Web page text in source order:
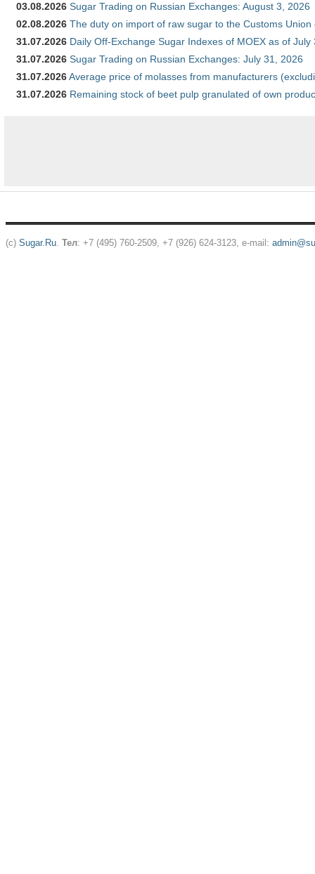
03.08.2026 Sugar Trading on Russian Exchanges: August 3, 2026
02.08.2026 The duty on import of raw sugar to the Customs
31.07.2026 Daily Off-Exchange Sugar Indexes of MOEX as of July
31.07.2026 Sugar Trading on Russian Exchanges: July 31, 2026
31.07.2026Average price of molasses from manufacturers
31.07.2026 Remaining stock of beet pulp granulated of own
(c) Sugar.Ru. Тел: +7 (495) 760-2509, +7 (926) 624-3123, e-mail: